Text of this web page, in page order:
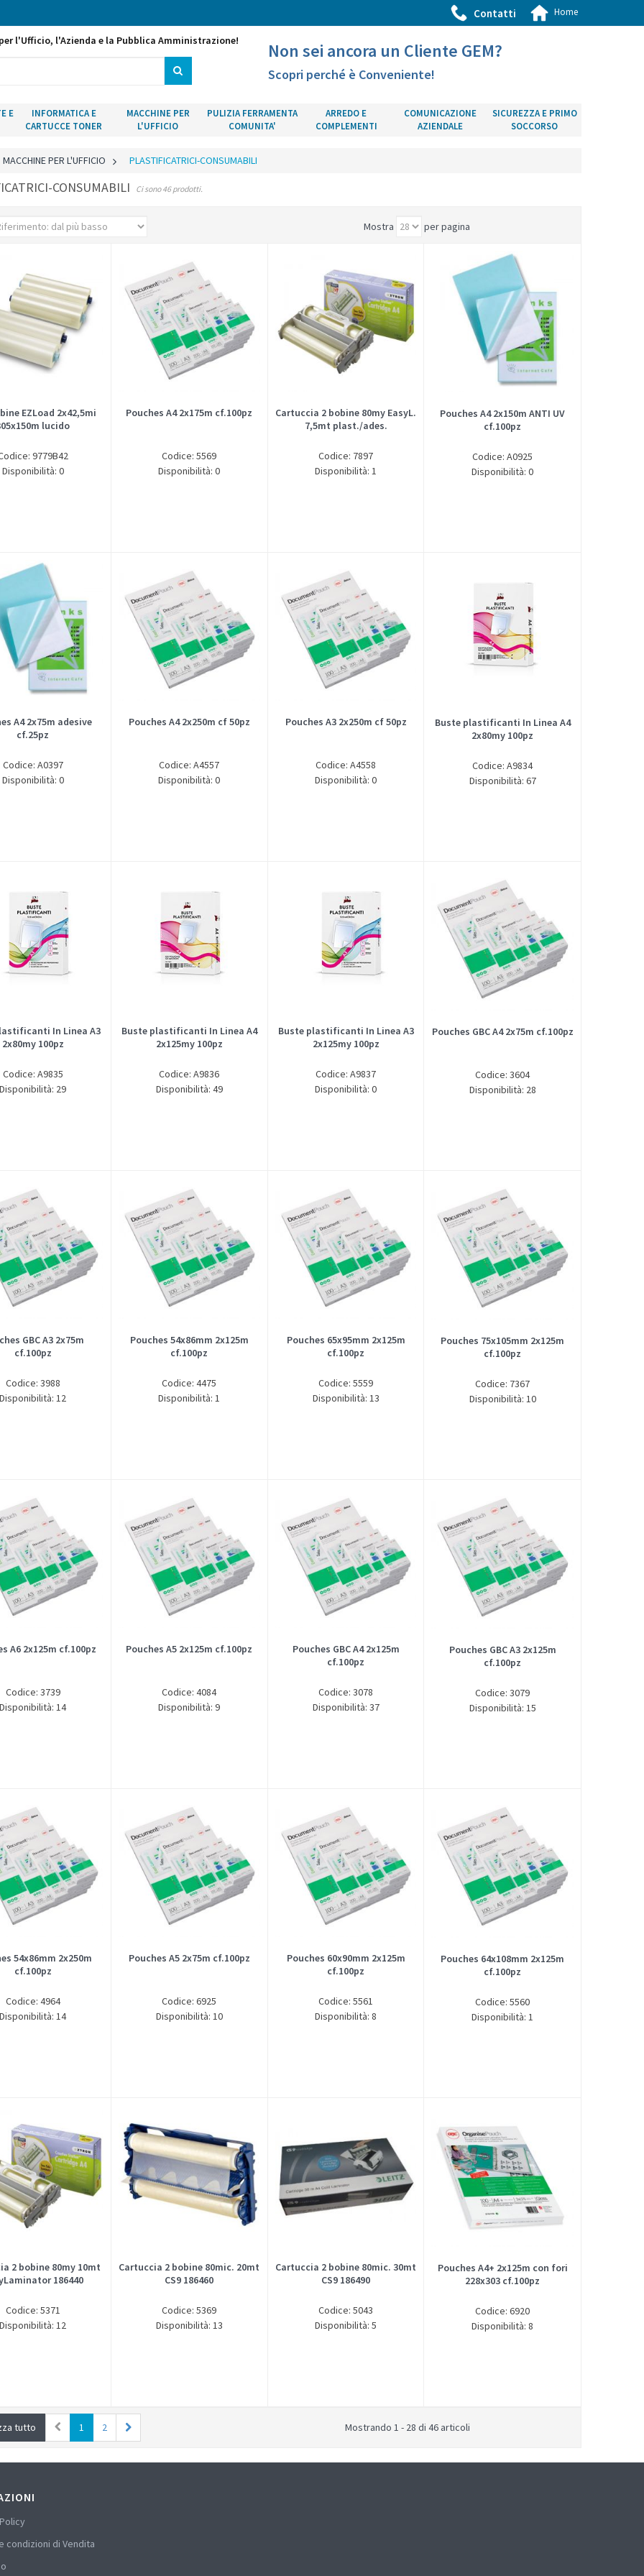
Contatti Home
l'Ufficio, l'Azienda e la Pubblica Amministrazione! Non sei ancora un Cliente GEM?
Scopri perché è Conveniente!
E
INFORMATICA E
CARTUCCE TONER
MACCHINE PER
L'UFFICIO
PULIZIA FERRAMENTA
COMUNITA'
ARREDO E
COMPLEMENTI
COMUNICAZIONE
AZIENDALE
SICUREZZA E PRIMO
SOCCORSO
MACCHINE PER L'UFFICIO > PLASTIFICATRICI-CONSUMABILI
CONSUMABILI Ci sono 46 prodotti.
Mostra per pagina
EZLoad 2x42,5mi
lucido
9779B42
Disponibilità: 0
Pouches A4 2x175m cf.100pz
Codice: 5569
Disponibilità: 0
Cartuccia 2 bobine 80my EasyL.
7,5mt plast./ades.
Codice: 7897
Disponibilità: 1
Pouches A4 2x150m ANTI UV
cf.100pz
Codice: A0925
Disponibilità: 0
A4 2x75m adesive
cf.25pz
Codice: A0397
Disponibilità: 0
Pouches A4 2x250m cf 50pz
Codice: A4557
Disponibilità: 0
Pouches A3 2x250m cf 50pz
Codice: A4558
Disponibilità: 0
Buste plastificanti In Linea A4
2x80my 100pz
Codice: A9834
Disponibilità: 67
In Linea A3
2x80my 100pz
Codice: A9835
Disponibilità: 29
Buste plastificanti In Linea A4
2x125my 100pz
Codice: A9836
Disponibilità: 49
Buste plastificanti In Linea A3
2x125my 100pz
Codice: A9837
Disponibilità: 0
Pouches GBC A4 2x75m cf.100pz
Codice: 3604
Disponibilità: 28
GBC A3 2x75m
cf.100pz
Codice: 3988
Disponibilità: 12
Pouches 54x86mm 2x125m
cf.100pz
Codice: 4475
Disponibilità: 1
Pouches 65x95mm 2x125m
cf.100pz
Codice: 5559
Disponibilità: 13
Pouches 75x105mm 2x125m
cf.100pz
Codice: 7367
Disponibilità: 10
A6 2x125m cf.100pz
Codice: 3739
Disponibilità: 14
Pouches A5 2x125m cf.100pz
Codice: 4084
Disponibilità: 9
Pouches GBC A4 2x125m
cf.100pz
Codice: 3078
Disponibilità: 37
Pouches GBC A3 2x125m
cf.100pz
Codice: 3079
Disponibilità: 15
54x86mm 2x250m
cf.100pz
Codice: 4964
Disponibilità: 14
Pouches A5 2x75m cf.100pz
Codice: 6925
Disponibilità: 10
Pouches 60x90mm 2x125m
cf.100pz
Codice: 5561
Disponibilità: 8
Pouches 64x108mm 2x125m
cf.100pz
Codice: 5560
Disponibilità: 1
2 bobine 80my 10mt
186440
Codice: 5371
Disponibilità: 12
Cartuccia 2 bobine 80mic. 20mt
CS9 186460
Codice: 5369
Disponibilità: 13
Cartuccia 2 bobine 80mic. 30mt
CS9 186490
Codice: 5043
Disponibilità: 5
Pouches A4+ 2x125m con fori
228x303 cf.100pz
Codice: 6920
Disponibilità: 8
tutto 1 2 Mostrando 1 - 28 di 46 articoli
condizioni di Vendita